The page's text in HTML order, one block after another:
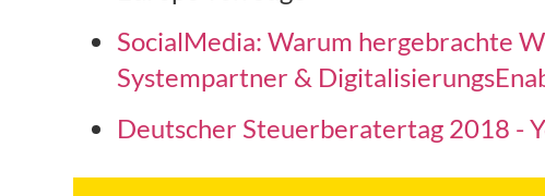
SocialMedia: Warum hergebrachte
Systempartner &
Deutscher Steuerberatertag 2018 -